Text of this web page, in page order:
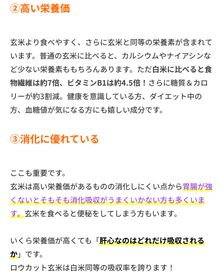
②高い栄養価
玄米より食べやすく、さらに玄米と同等の栄養素が含まれて
います。普通の玄米に比べると、カルシウムやナイアシンな
ど少ない栄養素ももちろんあります。ただ白米に比べると食
物繊維は約7倍、ビタミンB1は約4.5倍！ さらに糖質＆カロ
リーが約3割減。健康を意識している方、ダイエット中の
方、血糖値が気になる方にも嬉しい成分です。
③消化に優れている
ここも重要です。
玄米は高い栄養価があるものの消化しにくい点から胃腸が強
くないとそもそも消化吸収がうまくいかない方も多くいま
す。玄米を食べると便秘をしてしまう方もいます。
いくら栄養価が高くても「肝心なのはどれだけ吸収される
か」です。
ロウカット玄米は白米同等の吸収率を誇ります！